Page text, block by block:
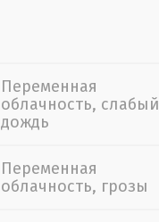
Переменная
облачность, слабый
дождь
Переменная
облачность, грозы